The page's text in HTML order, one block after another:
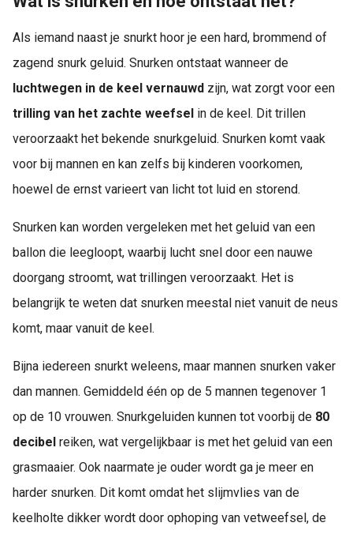
Als iemand naast je snurkt hoor je een hard, brommend of
zagend snurk geluid. Snurken ontstaat wanneer de
luchtwegen in de keel vernauwd zijn, wat zorgt voor een
trilling van het zachte weefsel in de keel. Dit trillen
veroorzaakt het bekende snurkgeluid. Snurken komt vaak
voor bij mannen en kan zelfs bij kinderen voorkomen,
hoewel de ernst varieert van licht tot luid en storend.
Snurken kan worden vergeleken met het geluid van een
ballon die leegloopt, waarbij lucht snel door een nauwe
doorgang stroomt, wat trillingen veroorzaakt. Het is
belangrijk te weten dat snurken meestal niet vanuit de neus
komt, maar vanuit de keel.
Bijna iedereen snurkt weleens, maar mannen snurken vaker
dan mannen. Gemiddeld één op de 5 mannen tegenover 1
op de 10 vrouwen. Snurkgeluiden kunnen tot voorbij de 80
decibel reiken, wat vergelijkbaar is met het geluid van een
grasmaaier. Ook naarmate je ouder wordt ga je meer en
harder snurken. Dit komt omdat het slijmvlies van de
keelholte dikker wordt door ophoping van vetweefsel, de